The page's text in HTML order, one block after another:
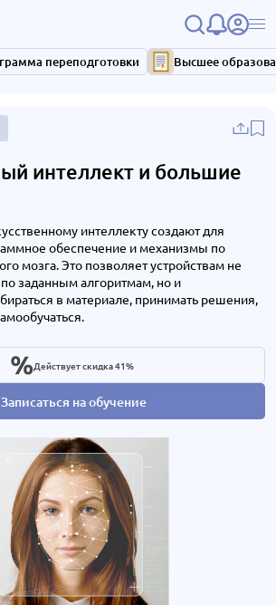
переподготовки Высшее
интеллект и большие
интеллекту создают для
обеспечение и механизмы по
мозга. Это позволяет устройствам не
заданным алгоритмам, но и
в материале, принимать решения,
Записаться на обучение
Действует скидка 41%